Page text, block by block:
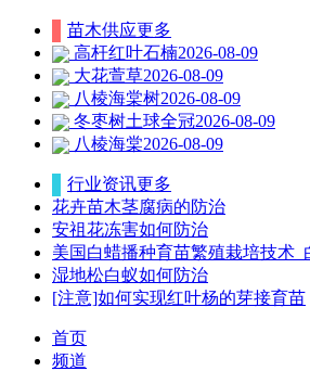
苗木供应更多
高杆红叶石楠2026-08-09
大花萱草2026-08-09
八棱海棠树2026-08-09
冬枣树土球全冠2026-08-09
八棱海棠2026-08-09
行业资讯更多
花卉苗木茎腐病的防治
安祖花冻害如何防治
美国白蜡播种育苗繁殖栽培技术
湿地松白蚁如何防治
[注意]如何实现红叶杨的芽接育苗
首页
频道